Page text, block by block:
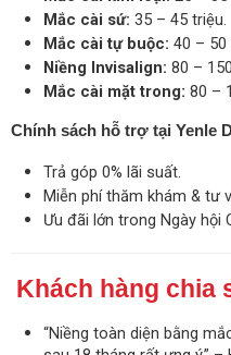
Mắc cài sứ: 35 – 45 triệu.
Mắc cài tự buộc: 40 – 50
Niềng Invisalign: 80 –
Mắc cài mặt trong: 80 –
Chính sách hỗ trợ tại Yenle
Trả góp 0% lãi suất.
Miễn phí thăm khám & tư
Ưu đãi lớn trong Ngày hội
Khách hàng chia
“Niềng toàn diện bằng